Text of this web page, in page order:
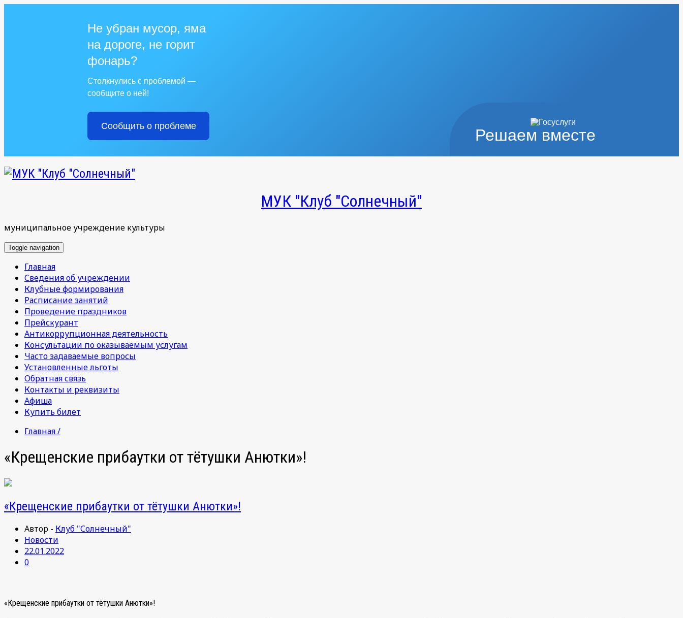
Решаем вместе
Не убран мусор, яма
на дороге, не горит
фонарь?
Столкнулись с проблемой —
сообщите о ней!
Сообщить о проблеме
МУК "Клуб "Солнечный"
муниципальное учреждение культуры
Toggle navigation
Главная
Сведения об учреждении
Клубные формирования
Расписание занятий
Проведение праздников
Прейскурант
Антикоррупционная деятельность
Консультации по оказываемым услугам
Часто задаваемые вопросы
Установленные льготы
Обратная связь
Контакты и реквизиты
Афиша
Купить билет
Главная /
«Крещенские прибаутки от тётушки Анютки»!
«Крещенские прибаутки от тётушки Анютки»!
Автор - Клуб "Солнечный"
Новости
22.01.2022
0
«Крещенские прибаутки от тётушки Анютки»!